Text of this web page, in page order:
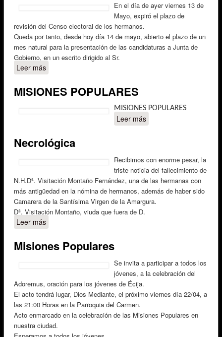
En el día de ayer viernes 13 de
Mayo, expiró el plazo de
revisión del Censo electoral de los hermanos.
Queda por tanto, desde hoy día 14 de mayo, abierto el plazo de un
mes natural para la presentación de las candidaturas a Junta de
Gobierno, en un escrito dirigido al Sr.
Leer mássobre SE INICIA EL PLAZO DE PRESENTACIÓN DE
MISIONES POPULARES
MISIONES POPULARES
Leer mássobre MISIONES
Necrológica
Recibimos con enorme pesar, la
triste noticia del fallecimiento de
N.H.Dª. Visitación Montaño Fernández, una de las hermanas con
más antigüedad en la nómina de hermanos, además de haber sido
Camarera de la Santísima Virgen de la Amargura.
Dª. Visitación Montaño, viuda que fuera de D.
Leer mássobre Necrológica
Misiones Populares
Se invita a participar a todos los
jóvenes, a la celebración del
Adoremus, oración para los jóvenes de Écija.
El acto tendrá lugar, Dios Mediante, el próximo viernes día 22/04, a
las 21:00 Horas en la Parroquia del Carmen.
Acto enmarcado en la celebración de las Misiones Populares en
nuestra ciudad.